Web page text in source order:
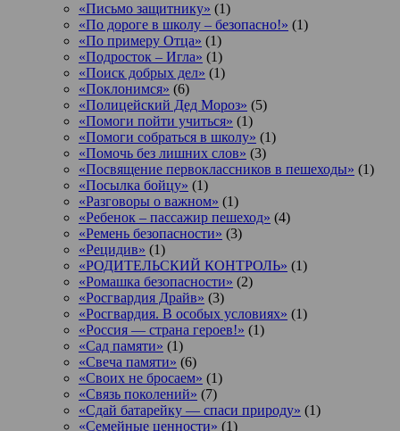
«Письмо защитнику» (1)
«По дороге в школу – безопасно!» (1)
«По примеру Отца» (1)
«Подросток ‒ Игла» (1)
«Поиск добрых дел» (1)
«Поклонимся» (6)
«Полицейский Дед Мороз» (5)
«Помоги пойти учиться» (1)
«Помоги собраться в школу» (1)
«Помочь без лишних слов» (3)
«Посвящение первоклассников в пешеходы» (1)
«Посылка бойцу» (1)
«Разговоры о важном» (1)
«Ребенок – пассажир пешеход» (4)
«Ремень безопасности» (3)
«Рецидив» (1)
«РОДИТЕЛЬСКИЙ КОНТРОЛЬ» (1)
«Ромашка безопасности» (2)
«Росгвардия Драйв» (3)
«Росгвардия. В особых условиях» (1)
«Россия — страна героев!» (1)
«Сад памяти» (1)
«Свеча памяти» (6)
«Своих не бросаем» (1)
«Связь поколений» (7)
«Сдай батарейку — спаси природу» (1)
«Семейные ценности» (1)